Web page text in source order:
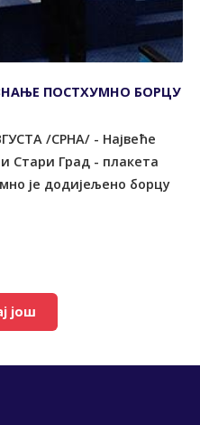
ПОСТХУМНО БОРЦУ
/СРНА/ - Највеће
Стари Град - плакета
је додијељено борцу
још